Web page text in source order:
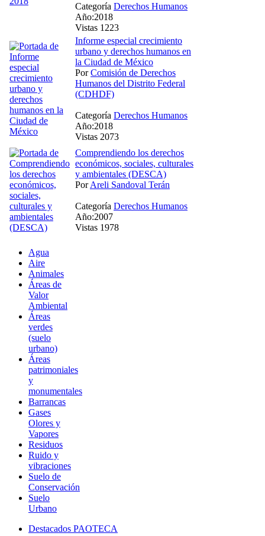
Categoría Derechos Humanos
Año:2018
Vistas 1223
Informe especial crecimiento
urbano y derechos humanos en
la Ciudad de México
PorComisión de Derechos
Humanos del Distrito Federal
(CDHDF)
Categoría Derechos Humanos
Año:2018
Vistas 2073
Comprendiendo los derechos
económicos, sociales, culturales
y ambientales (DESCA)
PorAreli Sandoval Terán
Categoría Derechos Humanos
Año:2007
Vistas 1978
Agua
Aire
Animales
Áreas de
Valor
Ambiental
Áreas
verdes
(suelo
urbano)
Áreas
patrimoniales
y
monumentales
Barrancas
Gases
Olores y
Vapores
Residuos
Ruido y
vibraciones
Suelo de
Conservación
Suelo
Urbano
Destacados PAOTECA